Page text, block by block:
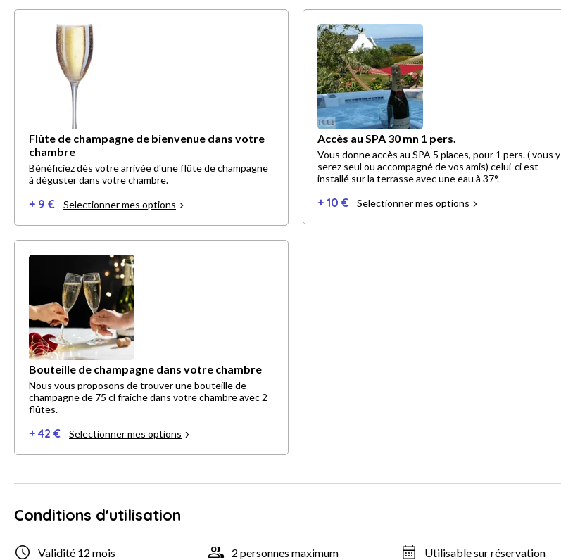
Flûte de champagne de bienvenue dans votre
chambre
Bénéficiez dès votre arrivée d'une flûte de champagne
à déguster dans votre chambre.
+ 9 € Selectionner mes options
Bouteille de champagne dans votre chambre
Nous vous proposons de trouver une bouteille de
champagne de 75 cl fraîche dans votre chambre avec 2
flûtes.
+ 42 € Selectionner mes options
Accès au SPA 30 mn 1 pers.
Vous donne accès au SPA 5 places, pour 1 pers. ( vous y
serez seul ou accompagné de vos amis) celui-ci est
installé sur la terrasse avec une eau à 37°.
+ 10 € Selectionner mes options
Conditions d'utilisation
Validité 12 mois 2 personnes maximum Utilisable sur réservation